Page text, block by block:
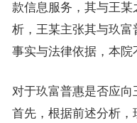
款信息服务，其与王
析，王某主张其与玖富
事实与法律依据，本院
对于玖富普惠是否应向
首先，根据前述分析，